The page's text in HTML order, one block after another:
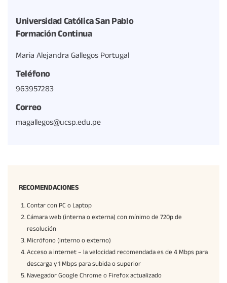
Universidad Católica San Pablo
Formación Continua
Maria Alejandra Gallegos Portugal
Teléfono
963957283
Correo
magallegos@ucsp.edu.pe
RECOMENDACIONES
Contar con PC o Laptop
Cámara web (interna o externa) con mínimo de 720p de
resolución
Micrófono (interno o externo)
Acceso a internet – la velocidad recomendada es de 4 Mbps para
descarga y 1 Mbps para subida o superior
Navegador Google Chrome o Firefox actualizado